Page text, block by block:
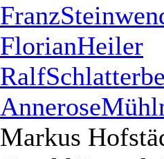
FlorianHeiler
Markus